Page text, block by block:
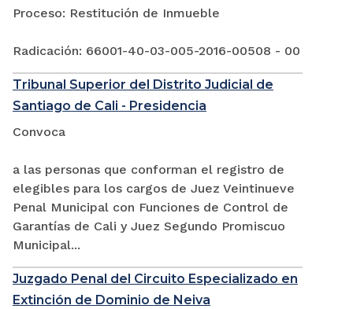
Proceso: Restitución de Inmueble
Radicación: 66001-40-03-005-2016-00508 - 00
Tribunal Superior del Distrito Judicial de
Santiago de Cali - Presidencia
Convoca
a las personas que conforman el registro de
elegibles para los cargos de Juez Veintinueve
Penal Municipal con Funciones de Control de
Garantías de Cali y Juez Segundo Promiscuo
Municipal...
Juzgado Penal del Circuito Especializado en
Extinción de Dominio de Neiva